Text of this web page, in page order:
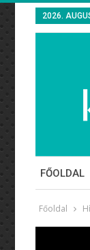
2026.
FŐOLDAL
Főoldal